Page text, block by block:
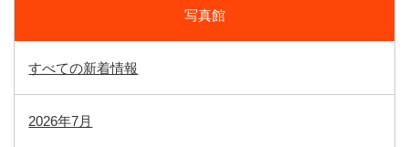
写真館
すべての新着情報
2026年7月